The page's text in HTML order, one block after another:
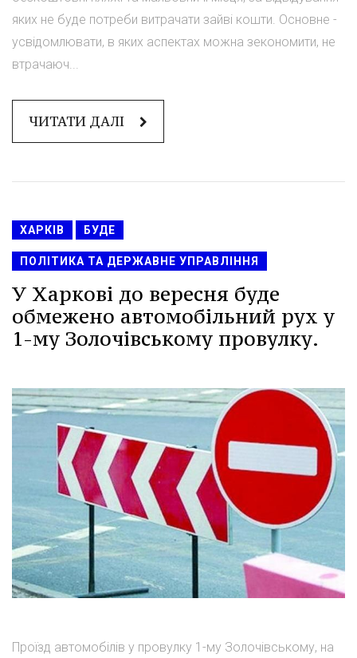
яких не буде потреби витрачати зайві кошти. Основне -
усвідомлювати, в яких аспектах можна зекономити, не
втрачаюч...
ЧИТАТИ ДАЛІ
ХАРКІВ БУДЕ
ПОЛІТИКА ТА ДЕРЖАВНЕ УПРАВЛІННЯ
У Харкові до вересня буде
обмежено автомобільний рух у
1-му Золочівському провулку.
Проїзд автомобілів у провулку 1-му Золочівському, на